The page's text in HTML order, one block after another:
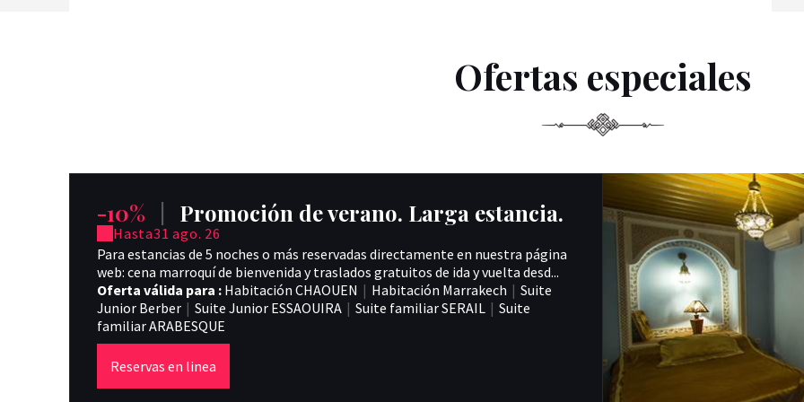
Ofertas especiales
-10% Promoción de verano. Larga estancia.
Hasta31 ago. 26
Para estancias de 5 noches o más reservadas directamente en nuestra página
web: cena marroquí de bienvenida y traslados gratuitos de ida y vuelta desd...
Oferta válida para : Habitación CHAOUEN | Habitación Marrakech | Suite
Junior Berber | Suite Junior ESSAOUIRA | Suite familiar SERAIL | Suite
familiar ARABESQUE
Reservas en linea